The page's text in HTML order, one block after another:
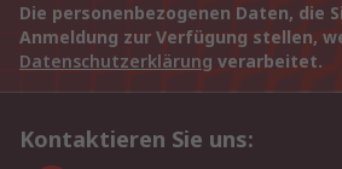
Die personenbezogenen Daten, die
Anmeldung zur Verfügung stellen,
Datenschutzerklärung verarbeitet.
Kontaktieren Sie uns: